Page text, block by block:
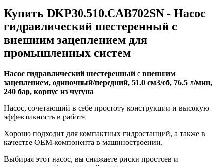
Купить DKP30.510.CAB702SN - Насос
гидравлический шестеренный с
внешним зацеплением для
промышленных систем
Насос гидравлический шестеренный с внешним
зацеплением, одиночный/передний, 51.0 см3/об, 76.5 л/мин,
240 бар, корпус из чугуна
Насос, сочетающий в себе простоту конструкции и высокую
эффективность в работе.
Хорошо подходит для компактных гидростанций, а также в
качестве OEM-компонента в машиностроении.
Выбирая этот насос, вы снижаете риски простоев и